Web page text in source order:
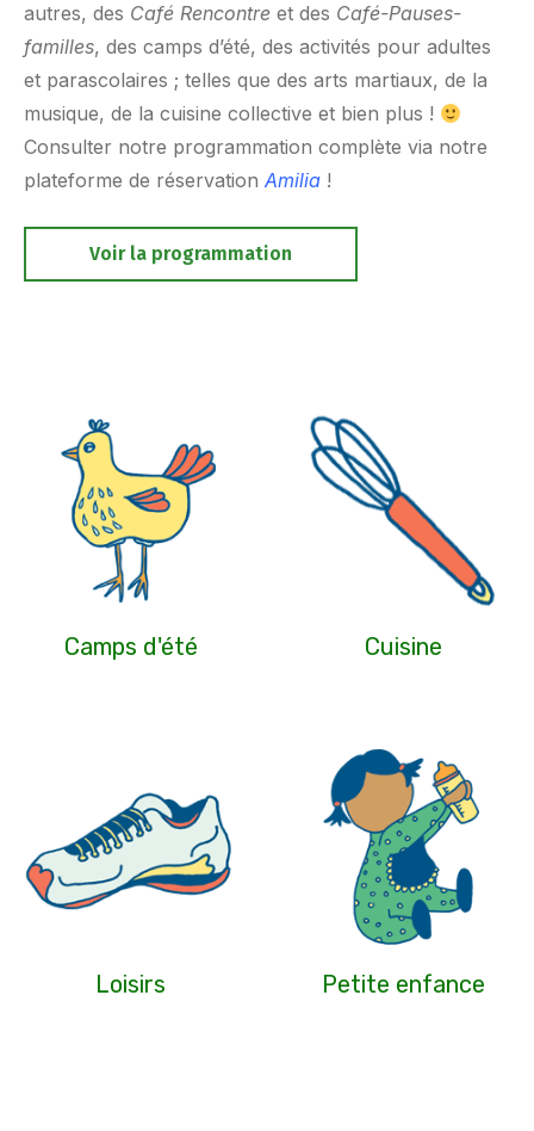
autres, des Café Rencontre et des Café-Pauses-
familles, des camps d’été, des activités pour adultes
et parascolaires ; telles que des arts martiaux, de la
musique, de la cuisine collective et bien plus !
Consulter notre programmation complète via notre
plateforme de réservation Amilia !
Voir la programmation
Camps d'été Cuisine
Loisirs Petite enfance